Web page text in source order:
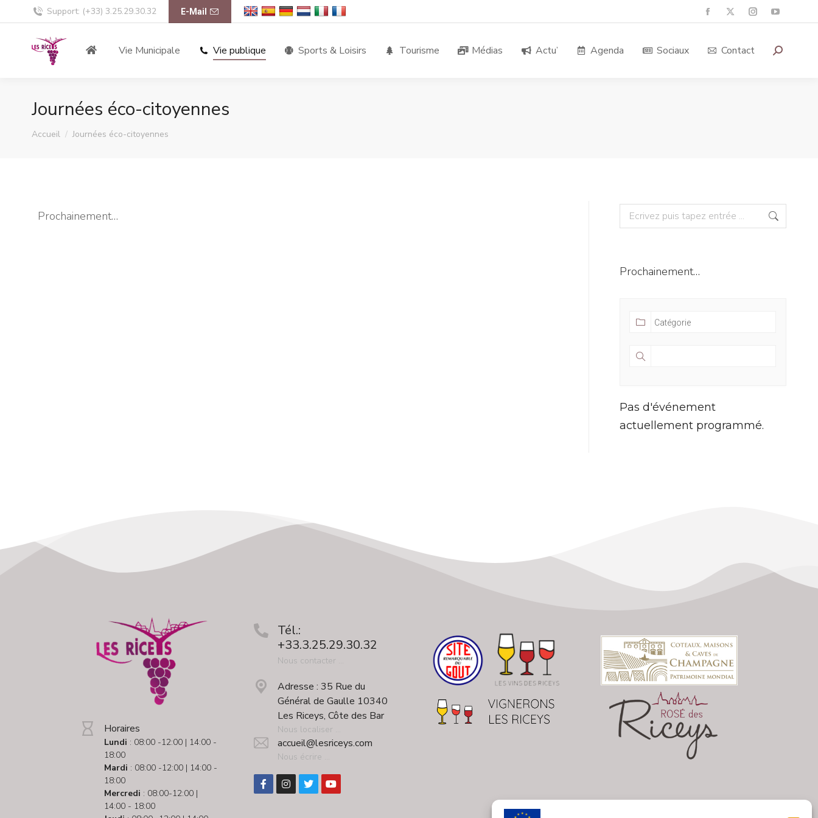
Support: (+33) 3.25.29.30.32 E-Mail
Vie Municipale Vie publique Sports & Loisirs Tourisme Médias Actu’ Agenda Sociaux Contact
Journées éco-citoyennes
Vous êtes ici :
Accueil Journées éco-citoyennes
Prochainement…
Prochainement…
Pas d'événement
actuellement programmé.
Horaires
Lundi : 08:00 -12:00 | 14:00 -
18:00
Mardi : 08:00 -12:00 | 14:00 -
18:00
Mercredi : 08:00-12:00 |
14:00 - 18:00
Tél.:
+33.3.25.29.30.32
Nous contacter ...
Adresse : 35 Rue du
Général de Gaulle 10340
Les Riceys, Côte des Bar
Nous localiser ...
accueil@lesriceys.com
Nous écrire ...